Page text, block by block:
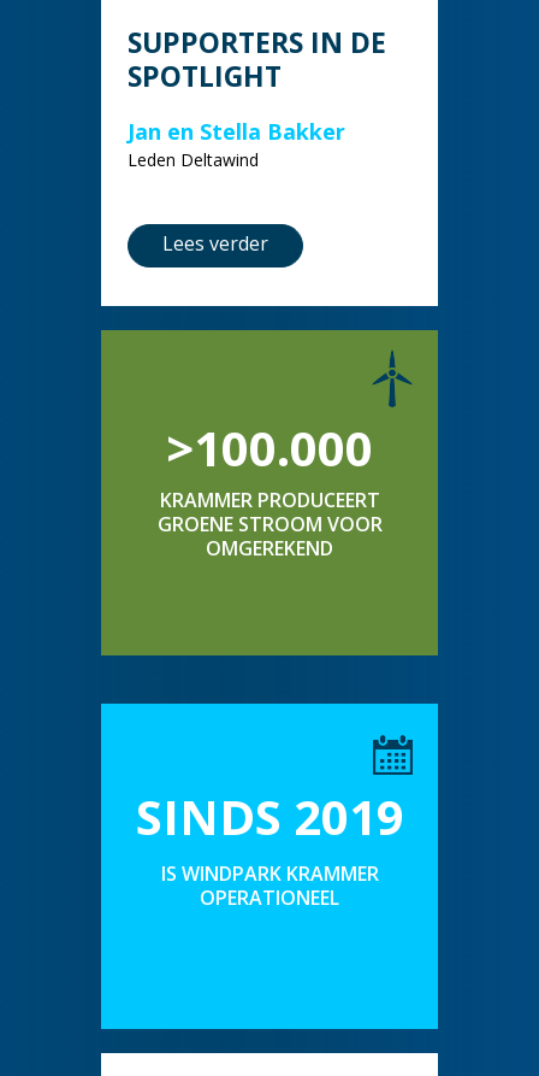
SUPPORTERS IN DE
SPOTLIGHT
Jan en Stella Bakker
Leden Deltawind
Lees verder
>100.000
KRAMMER PRODUCEERT
GROENE STROOM VOOR
OMGEREKEND
SINDS 2019
IS WINDPARK KRAMMER
OPERATIONEEL